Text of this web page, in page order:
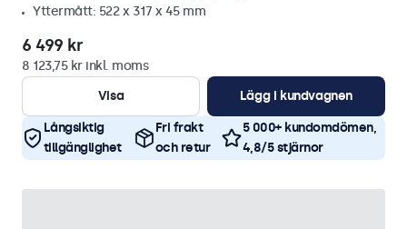
Yttermått: 522 x 317 x 45 mm
6 499 kr
8 123,75 kr inkl. moms
Visa
Lägg i kundvagnen
Långsiktig
tillgänglighet
Fri frakt
och retur
5 000+ kundomdömen,
4,8/5 stjärnor